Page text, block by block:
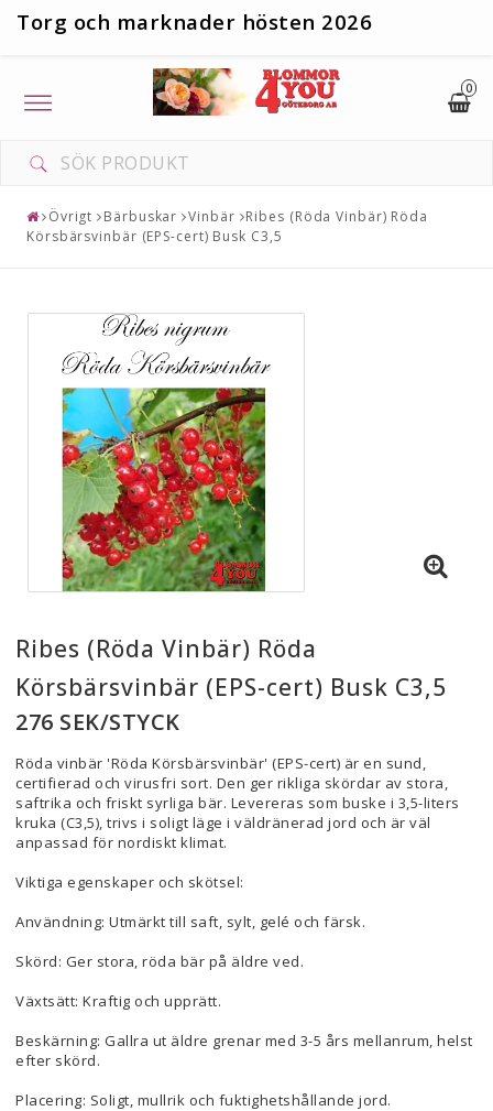
Torg och marknader hösten 2026
0
Toggle
navigation
Övrigt Bärbuskar Vinbär
Ribes (Röda Vinbär) Röda
Körsbärsvinbär (EPS-cert) Busk C3,5
Ribes (Röda Vinbär) Röda
Körsbärsvinbär (EPS-cert) Busk C3,5
276 SEK/STYCK
Röda vinbär 'Röda Körsbärsvinbär' (EPS-cert) är en sund,
certifierad och virusfri sort. Den ger rikliga skördar av stora,
saftrika och friskt syrliga bär. Levereras som buske i 3,5-liters
kruka (C3,5), trivs i soligt läge i väldränerad jord och är väl
anpassad för nordiskt klimat.
Viktiga egenskaper och skötsel:
Användning: Utmärkt till saft, sylt, gelé och färsk.
Skörd: Ger stora, röda bär på äldre ved.
Växtsätt: Kraftig och upprätt.
Beskärning: Gallra ut äldre grenar med 3-5 års mellanrum, helst
efter skörd.
Placering: Soligt, mullrik och fuktighetshållande jord.